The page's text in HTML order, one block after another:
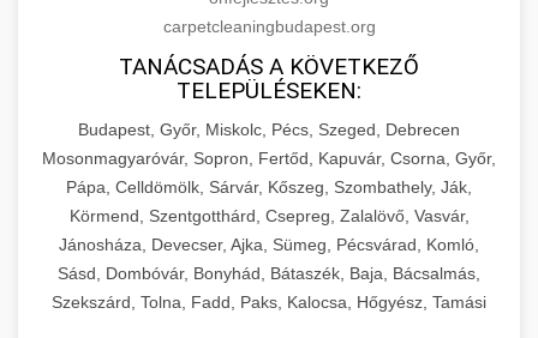
carpetcleaningbudapest.org
TANÁCSADÁS A KÖVETKEZŐ
TELEPÜLÉSEKEN:
Budapest, Győr, Miskolc, Pécs, Szeged, Debrecen
Mosonmagyaróvár, Sopron, Fertőd, Kapuvár, Csorna, Győr,
Pápa, Celldömölk, Sárvár, Kőszeg, Szombathely, Ják,
Körmend, Szentgotthárd, Csepreg, Zalalövő, Vasvár,
Jánosháza, Devecser, Ajka, Sümeg, Pécsvárad, Komló,
Sásd, Dombóvár, Bonyhád, Bátaszék, Baja, Bácsalmás,
Szekszárd, Tolna, Fadd, Paks, Kalocsa, Hőgyész, Tamási